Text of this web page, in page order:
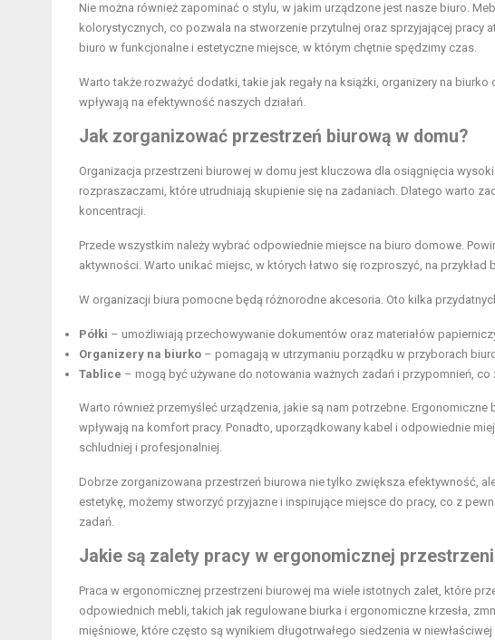
Nie można również zapominać o stylu, w jakim urządzone jest nasze biuro.
kolorystycznych, co pozwala na stworzenie przytulnej oraz sprzyjającej
biuro w funkcjonalne i estetyczne miejsce, w którym chętnie spędzimy czas.
Warto także rozważyć dodatki, takie jak regały na książki, organizery na
wpływają na efektywność naszych działań.
Jak zorganizować przestrzeń biurową w domu?
Organizacja przestrzeni biurowej w domu jest kluczowa dla osiągnięcia
rozpraszaczami, które utrudniają skupienie się na zadaniach. Dlatego warto
koncentracji.
Przede wszystkim należy wybrać odpowiednie miejsce na biuro domowe.
aktywności. Warto unikać miejsc, w których łatwo się rozproszyć, na
W organizacji biura pomocne będą różnorodne akcesoria. Oto kilka
Półki – umożliwiają przechowywanie dokumentów oraz materiałów
Organizery na biurko – pomagają w utrzymaniu porządku w przyborach
Tablice – mogą być używane do notowania ważnych zadań i przypomnień,
Warto również przemyśleć urządzenia, jakie są nam potrzebne.
wpływają na komfort pracy. Ponadto, uporządkowany kabel i odpowiednie
schludniej i profesjonalniej.
Dobrze zorganizowana przestrzeń biurowa nie tylko zwiększa efektywność,
estetykę, możemy stworzyć przyjazne i inspirujące miejsce do pracy, co z
zadań.
Jakie są zalety pracy w ergonomicznej
Praca w ergonomicznej przestrzeni biurowej ma wiele istotnych zalet, które
odpowiednich mebli, takich jak regulowane biurka i ergonomiczne krzesła,
mięśniowe, które często są wynikiem długotrwałego siedzenia w